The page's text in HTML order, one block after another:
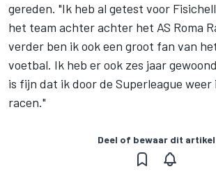
gereden. "Ik heb al getest voor
het team achter achter het AS Roma
verder ben ik ook een groot fan van
voetbal. Ik heb er ook zes jaar
is fijn dat ik door de Superleague weer
racen."
Deel of bewaar dit artikel